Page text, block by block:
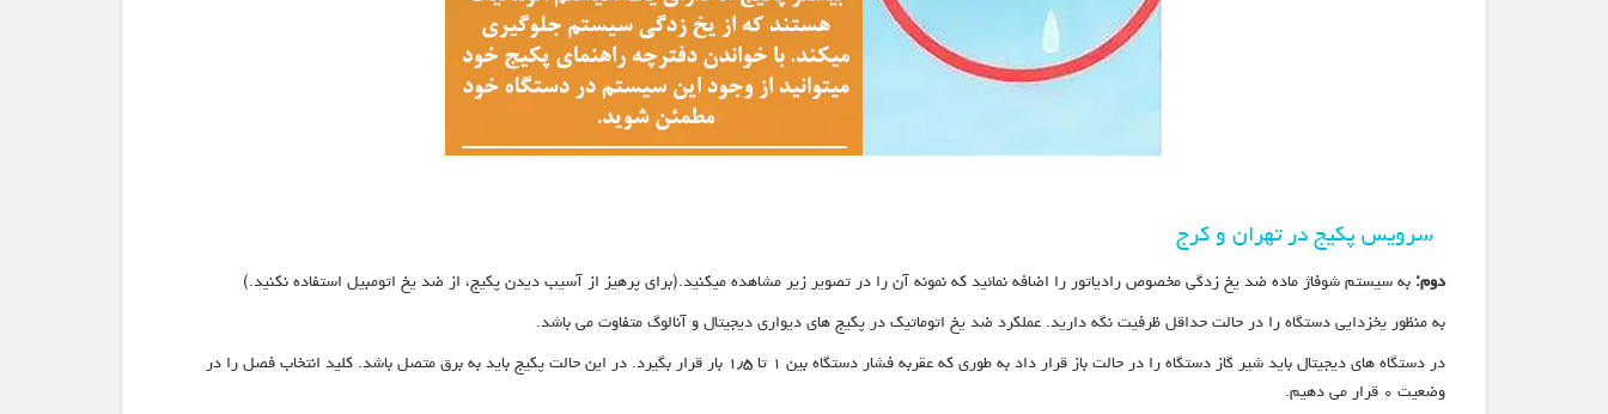
سرویس پکیج در تهران و کرج
دوم:به سیستم شوفاژ ماده ضد یخ زدگی مخصوص رادیاتور را اضافه نمائید که نمونه آن را در تصویر زیر مشاهده میکنید.(برای پرهیز از آسیب دیدن پکیج، از ضد یخ اتومبیل استفاده نکنید.)
به منظور یخزدایی دستگاه را در حالت حداقل ظرفیت نگه دارید. عملکرد ضد یخ اتوماتیک در پکیج های دیواری دیجیتال و آنالوگ متفاوت می باشد.
در دستگاه های دیجیتال باید شیر گاز دستگاه را در حالت باز قرار داد به طوری که عقربه فشار دستگاه بین ۱ تا ۱٫۵ بار قرار بگیرد. در این حالت پکیج باید به برق متصل باشد. کلید انتخاب فصل را در
وضعیت ۰ قرار می دهیم.